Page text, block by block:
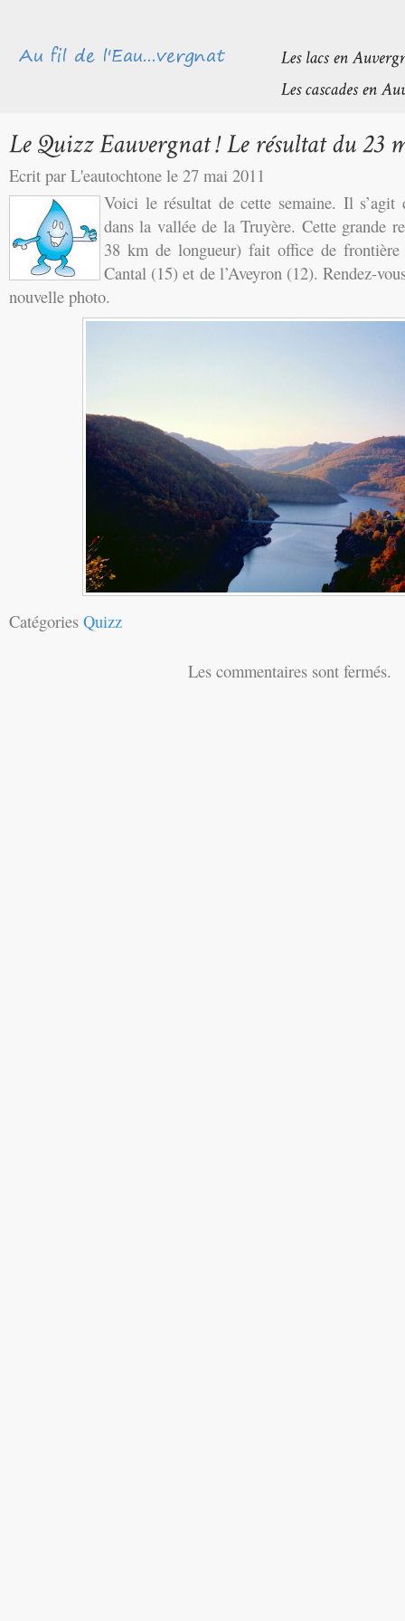
Ecrit par L'eautochtone le 27 mai 2011
Voici le résultat de cette semaine. Il s’agit
dans la vallée de la Truyère. Cette grande
38 km de longueur) fait office de frontière
Cantal (15) et de l’Aveyron (12). Rendez-
nouvelle photo.
Catégories Quizz
Les commentaires sont fermés.